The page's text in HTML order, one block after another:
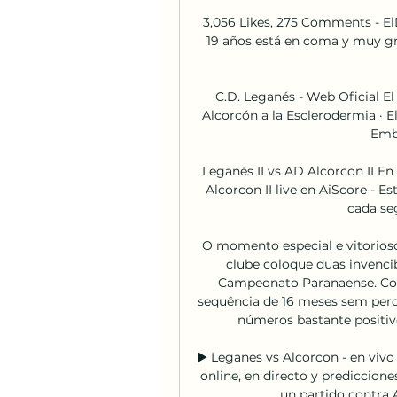
3,056 Likes, 275 Comments -
19 años está en coma y muy
C.D. Leganés - Web Oficial
Alcorcón a la Esclerodermia ·
Leganés II vs AD Alcorcon II
Alcorcon II live en AiScore -
cada
O momento especial e
clube coloque duas
Campeonato Paranaense.
sequência de 16 meses sem
números bastante
▶️ Leganes vs Alcorcon - en
online, en directo y